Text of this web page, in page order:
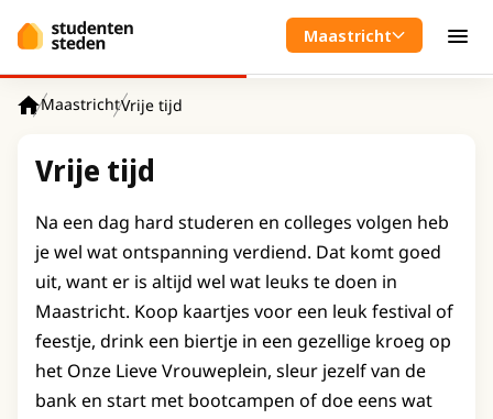
Maastricht
MaastrichtVrije tijd
Vrije tijd
Na een dag hard studeren en colleges volgen heb
je wel wat ontspanning verdiend. Dat komt goed
uit, want er is altijd wel wat leuks te doen in
Maastricht. Koop kaartjes voor een leuk festival of
feestje, drink een biertje in een gezellige kroeg op
het Onze Lieve Vrouweplein, sleur jezelf van de
bank en start met bootcampen of doe eens wat